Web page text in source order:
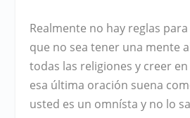
Realmente no hay reglas
que no sea tener una mente
todas las religiones y creer en
esa última oración suena
usted es un omnísta y no lo